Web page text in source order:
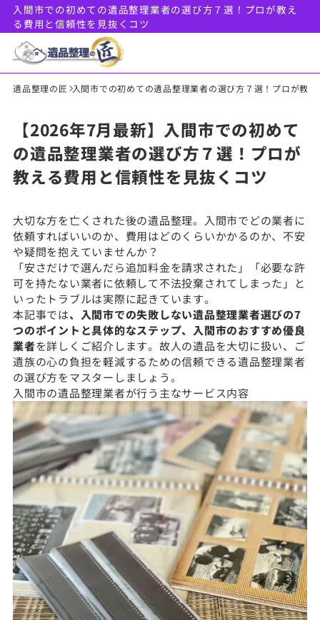
入間市での初めての遺品整理業者の選び方７選！プロが教え
る費用と信頼性を見抜くコツ
遺品整理の匠 入間市での初めての遺品整理業者の選び方７選！プロが教
【2026年7月最新】入間市での初めて
の遺品整理業者の選び方７選！プロが
教える費用と信頼性を見抜くコツ
大切な方を亡くされた後の遺品整理。入間市でどの業者に
依頼すればいいのか、費用はどのくらいかかるのか、不安
や疑問を抱えていませんか？
「安さだけで選んだら追加料金を請求された」「必要な許
可を持たない業者に依頼して不法投棄されてしまった」と
いったトラブルは実際に起きています。
本記事では、入間市での失敗しない遺品整理業者選びの7
つのポイントと具体的なステップ、入間市のおすすめ優良
業者を詳しくご紹介します。故人の遺品を大切に扱い、ご
遺族の心の負担を軽減するための信頼できる遺品整理業者
の選び方をマスターしましょう。
入間市の遺品整理業者が行う主なサービス内容